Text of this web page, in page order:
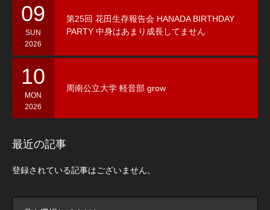
09
SUN
2026
第25回 花田生存報告会 HANADA BIRTHDAY
PARTY 中身はあまり成長してません
10
MON
2026
周南公立大学 軽音部 grow
最近の記事
登録されている記事はございません。